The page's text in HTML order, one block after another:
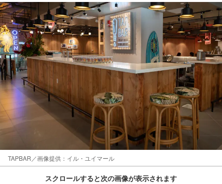
TAPBAR／画像提供：イル・ユイマール
スクロールすると次の画像が表示されます